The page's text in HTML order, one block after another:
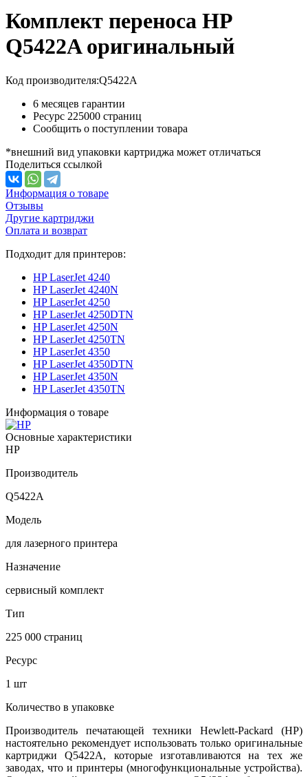
Комплект переноса HP
Q5422A оригинальный
Код производителя:Q5422A
6 месяцев гарантии
Ресурс 225000 страниц
Сообщить о поступлении товара
*внешний вид упаковки картриджа может отличаться
Поделиться ссылкой
Информация о товаре
Отзывы
Другие картриджи
Оплата и возврат
Подходит для принтеров:
HP LaserJet 4240
HP LaserJet 4240N
HP LaserJet 4250
HP LaserJet 4250DTN
HP LaserJet 4250N
HP LaserJet 4250TN
HP LaserJet 4350
HP LaserJet 4350DTN
HP LaserJet 4350N
HP LaserJet 4350TN
Информация о товаре
Основные характеристики
HP
Производитель
Q5422A
Модель
для лазерного принтера
Назначение
сервисный комплект
Тип
225 000 страниц
Ресурс
1 шт
Количество в упаковке
Производитель печатающей техники Hewlett-Packard (HP)
настоятельно рекомендует использовать только оригинальные
картриджи Q5422A, которые изготавливаются на тех же
заводах, что и принтеры (многофункциональные устройства).